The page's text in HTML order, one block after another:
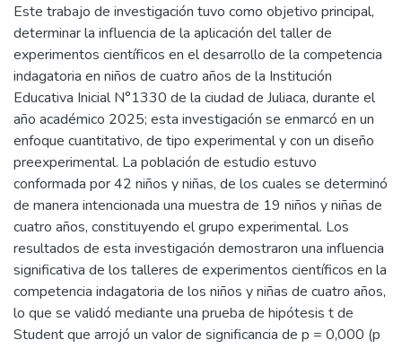
Este trabajo de investigación tuvo como objetivo principal,
determinar la influencia de la aplicación del taller de
experimentos científicos en el desarrollo de la competencia
indagatoria en niños de cuatro años de la Institución
Educativa Inicial N°1330 de la ciudad de Juliaca, durante el
año académico 2025; esta investigación se enmarcó en un
enfoque cuantitativo, de tipo experimental y con un diseño
preexperimental. La población de estudio estuvo
conformada por 42 niños y niñas, de los cuales se determinó
de manera intencionada una muestra de 19 niños y niñas de
cuatro años, constituyendo el grupo experimental. Los
resultados de esta investigación demostraron una influencia
significativa de los talleres de experimentos científicos en la
competencia indagatoria de los niños y niñas de cuatro años,
lo que se validó mediante una prueba de hipótesis t de
Student que arrojó un valor de significancia de p = 0,000 (p